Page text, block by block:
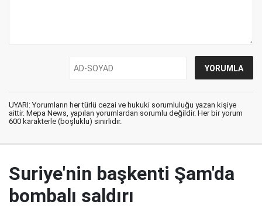
UYARI: Yorumların her türlü cezai ve hukuki sorumluluğu yazan kişiye
aittir. Mepa News, yapılan yorumlardan sorumlu değildir. Her bir yorum
600 karakterle (boşluklu) sınırlıdır.
Suriye'nin başkenti Şam'da
bombalı saldırı